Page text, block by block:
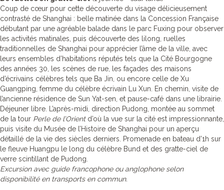
Coup de cœur pour cette découverte du visage délicieusement
contrasté de Shanghai : belle matinée dans la Concession Française
débutant par une agréable balade dans le parc Fuxing pour observer
les activités matinales, puis découverte des lilong, ruelles
traditionnelles de Shanghai pour apprécier l’âme de la ville, avec
leurs ensembles d’habitations réputés tels que la Cité Bourgogne
des années 30, les scènes de rue, les façades des maisons
d’écrivains célèbres tels que Ba Jin, ou encore celle de Xu
Guangping, femme du célèbre écrivain Lu Xun. En chemin, visite de
l’ancienne résidence de Sun Yat-sen, et pause-café dans une librairie.
Déjeuner libre. L’après-midi, direction Pudong, montée au sommet
de la tour Perle de l’Orientd’où la vue sur la cité est impressionnante,
puis visite du Musée de l’Histoire de Shanghai pour un aperçu
détaillé de la vie des siècles derniers. Promenade en bateau d’1h sur
le fleuve Huangpu le long du célèbre Bund et des gratte-ciel de
verre scintillant de Pudong.
Excursion avec guide francophone ou anglophone selon
disponibilité en transports en commun.